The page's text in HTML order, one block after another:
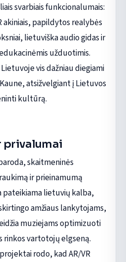
svarbiais funkcionalumais:
akiniais, papildytos realybės
lietuviška audio gidas ir
užduotimis.
vis dažniau diegiami
atsižvelgiant į Lietuvos
kultūrą.
privalumai
skaitmeninės
ir prieinamumą
pateikiama lietuvių kalba,
amžiaus lankytojams,
muziejams optimizuoti
vartotojų elgseną.
rodo, kad AR/VR